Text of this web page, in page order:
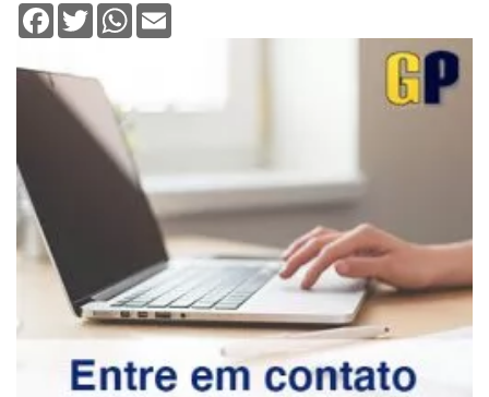
Facebook
TwitterWhatsApp